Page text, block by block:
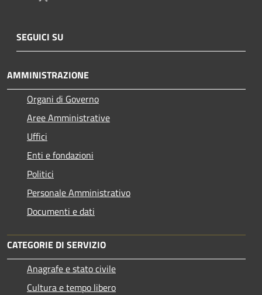
SEGUICI SU
AMMINISTRAZIONE
Organi di Governo
Aree Amministrative
Uffici
Enti e fondazioni
Politici
Personale Amministrativo
Documenti e dati
CATEGORIE DI SERVIZIO
Anagrafe e stato civile
Cultura e tempo libero